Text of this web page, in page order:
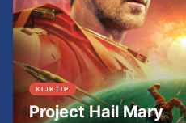
KIJKTIP
Project Hail Mary